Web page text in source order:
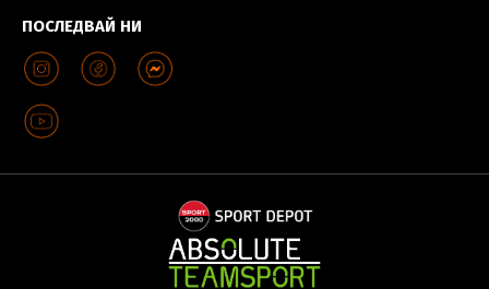
ПОСЛЕДВАЙ НИ